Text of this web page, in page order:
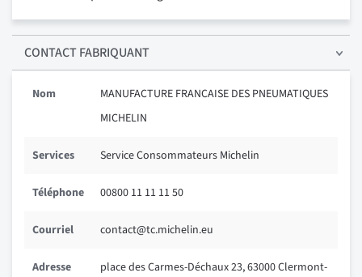
CONTACT FABRIQUANT
Nom
MANUFACTURE FRANCAISE DES PNEUMATIQUES
MICHELIN
Services Service Consommateurs Michelin
Téléphone 00800 11 11 11 50
Courriel contact@tc.michelin.eu
Adresse
place des Carmes-Déchaux 23, 63000 Clermont-